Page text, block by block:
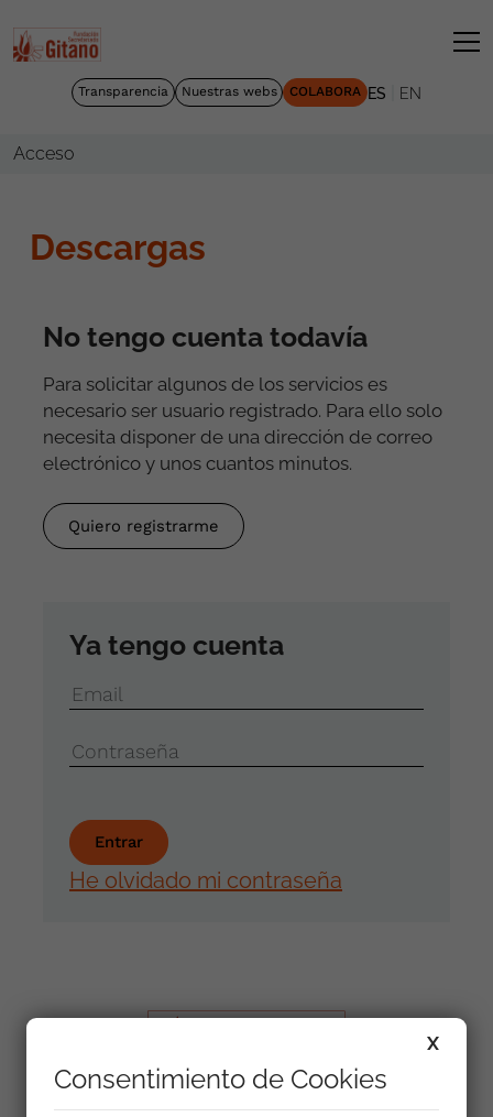
Transparencia Nuestras webs COLABORA ES EN
Acceso
Descargas
No tengo cuenta todavía
Para solicitar algunos de los servicios es
necesario ser usuario registrado. Para ello solo
necesita disponer de una dirección de correo
electrónico y unos cuantos minutos.
Quiero registrarme
Ya tengo cuenta
Email
Contraseña
He olvidado mi contraseña
X
Consentimiento de Cookies